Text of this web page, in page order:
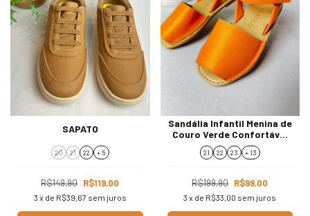
SAPATO
20 21 22 + 5
R$149,90 R$119,00
3 x de R$39,67 sem juros
Sandália Infantil Menina de
Couro Verde Confortável
977.W
21 22 23 + 13
R$199,90 R$99,00
3 x de R$33,00 sem juros